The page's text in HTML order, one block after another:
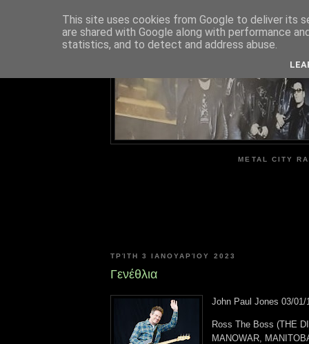
METAL CITY
ΤΡΊΤΗ 3 ΙΑΝΟΥΑΡΊΟΥ 2023
Γενέθλια
John Paul Jones 03/01/
Ross The Boss (THE
MANOWAR,
This site uses cookies from Google to deliver its
are shared with Google along with performance
statistics, and to detect and address abuse.